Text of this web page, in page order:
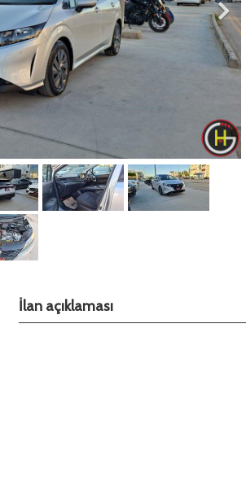
İlan açıklaması